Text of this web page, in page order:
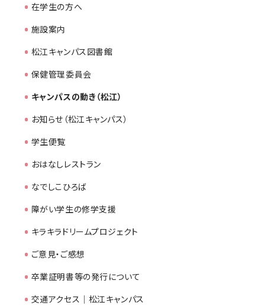
在学生の方へ
施設案内
松江キャンパス図書館
保健管理委員会
キャンパスの動き（松江）
お知らせ（松江キャンパス）
学生便覧
おはなしレストラン
なでしこひろば
障がい学生の修学支援
キラキラドリームプロジェクト
ご意見・ご感想
卒業証明書等の発行について
交通アクセス｜松江キャンパス